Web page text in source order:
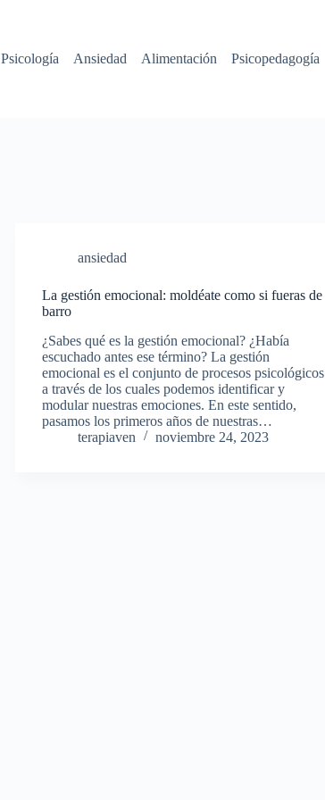
Psicología Ansiedad Alimentación Psicopedagogía
ansiedad
La gestión emocional: moldéate como si fueras de
barro
¿Sabes qué es la gestión emocional? ¿Había
escuchado antes ese término? La gestión
emocional es el conjunto de procesos psicológicos
a través de los cuales podemos identificar y
modular nuestras emociones. En este sentido,
pasamos los primeros años de nuestras…
terapiaven
noviembre 24, 2023